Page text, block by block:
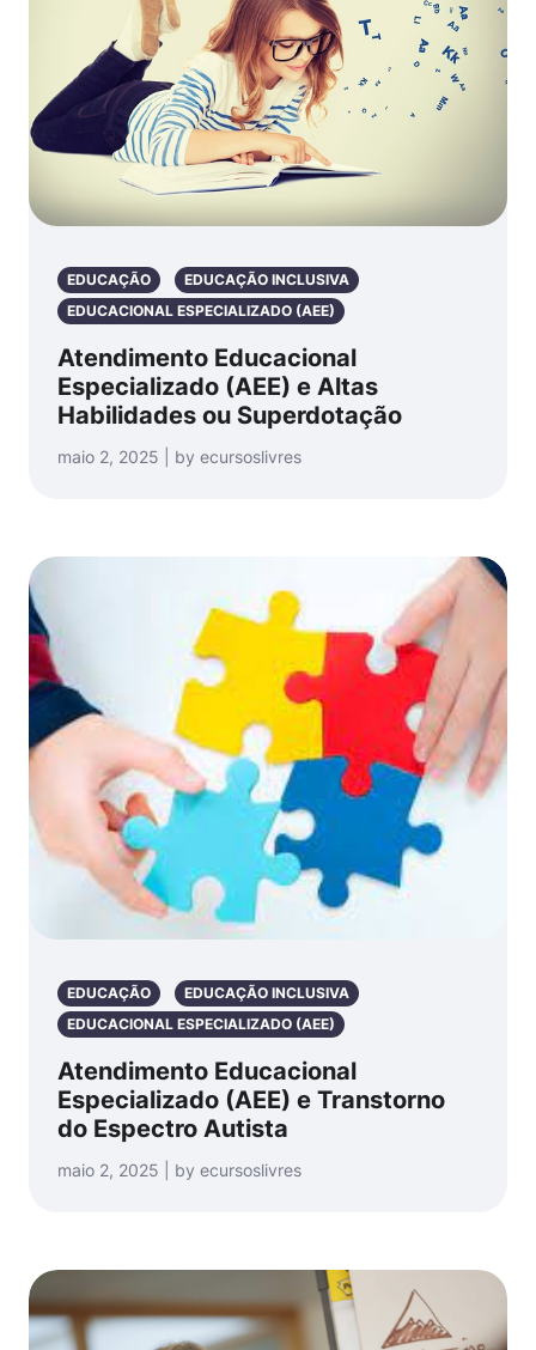
EDUCAÇÃO
EDUCAÇÃO INCLUSIVA
EDUCACIONAL ESPECIALIZADO (AEE)
Atendimento Educacional
Especializado (AEE) e Altas
Habilidades ou Superdotação
maio 2, 2025 | by ecursoslivres
EDUCAÇÃO
EDUCAÇÃO INCLUSIVA
EDUCACIONAL ESPECIALIZADO (AEE)
Atendimento Educacional
Especializado (AEE) e Transtorno
do Espectro Autista
maio 2, 2025 | by ecursoslivres